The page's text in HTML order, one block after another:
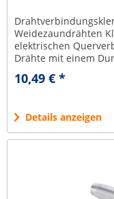
Weidezaundrähten
elektrischen
Drähte mit einem
im preiswerten 10er
10,49 € *
Details anzeigen